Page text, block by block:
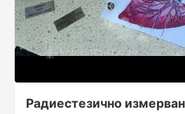
Радиестезично